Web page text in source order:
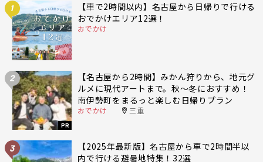
1
【車で2時間以内】名古屋から日帰りで行ける
おでかけエリア12選！
おでかけ
2
PR
【名古屋から2時間】みかん狩りから、地元グ
ルメに現代アートまで。秋〜冬におすすめ！
南伊勢町をまるっと楽しむ日帰りプラン
おでかけ 三重
3
【2025年最新版】名古屋から車で2時間半以
内で行ける避暑地特集！32選